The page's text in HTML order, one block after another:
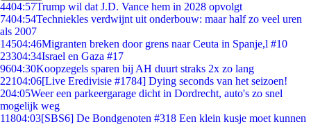
4404:57Trump wil dat J.D. Vance hem in 2028 opvolgt
7404:54Techniekles verdwijnt uit onderbouw: maar half zo veel uren
als 2007
14504:46Migranten breken door grens naar Ceuta in Spanje,l #10
23304:34Israel en Gaza #17
9604:30Koopzegels sparen bij AH duurt straks 2x zo lang
22104:06[Live Eredivisie #1784] Dying seconds van het seizoen!
204:05Weer een parkeergarage dicht in Dordrecht, auto's zo snel
mogelijk weg
11804:03[SBS6] De Bondgenoten #318 Een klein kusje moet kunnen